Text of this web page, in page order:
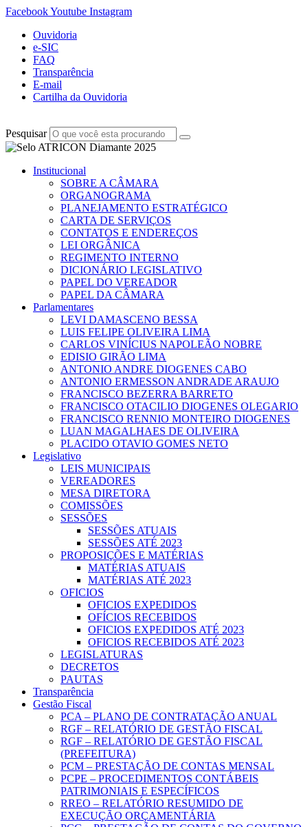
FacebookYoutube Instagram
Ouvidoria
e-SIC
FAQ
Transparência
E-mail
Cartilha da Ouvidoria
Pesquisar
Institucional
SOBRE A CÂMARA
ORGANOGRAMA
PLANEJAMENTO ESTRATÉGICO
CARTA DE SERVIÇOS
CONTATOS E ENDEREÇOS
LEI ORGÂNICA
REGIMENTO INTERNO
DICIONÁRIO LEGISLATIVO
PAPEL DO VEREADOR
PAPEL DA CÂMARA
Parlamentares
LEVI DAMASCENO BESSA
LUIS FELIPE OLIVEIRA LIMA
CARLOS VINÍCIUS NAPOLEÃO NOBRE
EDISIO GIRÃO LIMA
ANTONIO ANDRE DIOGENES CABO
ANTONIO ERMESSON ANDRADE ARAUJO
FRANCISCO BEZERRA BARRETO
FRANCISCO OTACILIO DIOGENES OLEGARIO
FRANCISCO RENNIO MONTEIRO DIOGENES
LUAN MAGALHAES DE OLIVEIRA
PLACIDO OTAVIO GOMES NETO
Legislativo
LEIS MUNICIPAIS
VEREADORES
MESA DIRETORA
COMISSÕES
SESSÕES
SESSÕES ATUAIS
SESSÕES ATÉ 2023
PROPOSIÇÕES E MATÉRIAS
MATÉRIAS ATUAIS
MATÉRIAS ATÉ 2023
OFICIOS
OFICIOS EXPEDIDOS
OFÍCIOS RECEBIDOS
OFICIOS EXPEDIDOS ATÉ 2023
OFICIOS RECEBIDOS ATÉ 2023
LEGISLATURAS
DECRETOS
PAUTAS
Transparência
Gestão Fiscal
PCA – PLANO DE CONTRATAÇÃO ANUAL
RGF – RELATÓRIO DE GESTÃO FISCAL
RGF – RELATÓRIO DE GESTÃO FISCAL
(PREFEITURA)
PCM – PRESTAÇÃO DE CONTAS MENSAL
PCPE – PROCEDIMENTOS CONTÁBEIS
PATRIMONIAIS E ESPECÍFICOS
RREO – RELATÓRIO RESUMIDO DE
EXECUÇÃO ORÇAMENTÁRIA